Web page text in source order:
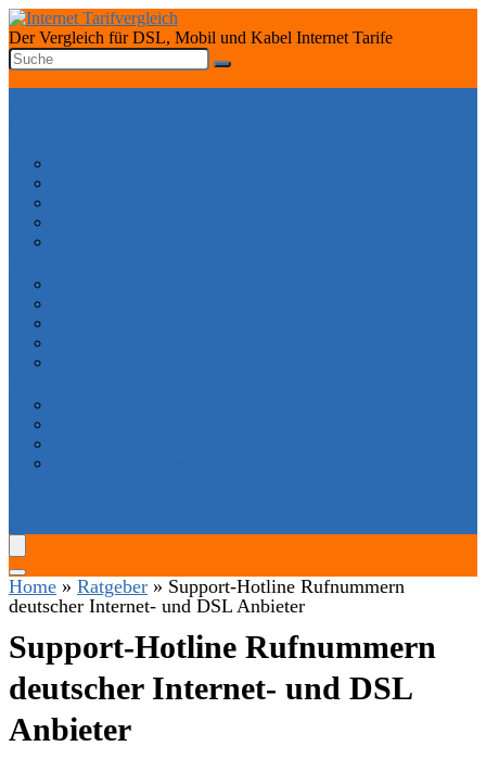
Der Vergleich für DSL, Mobil und Kabel Internet Tarife
Home » Ratgeber » Support-Hotline Rufnummern
deutscher Internet- und DSL Anbieter
Support-Hotline Rufnummern
deutscher Internet- und DSL
Anbieter